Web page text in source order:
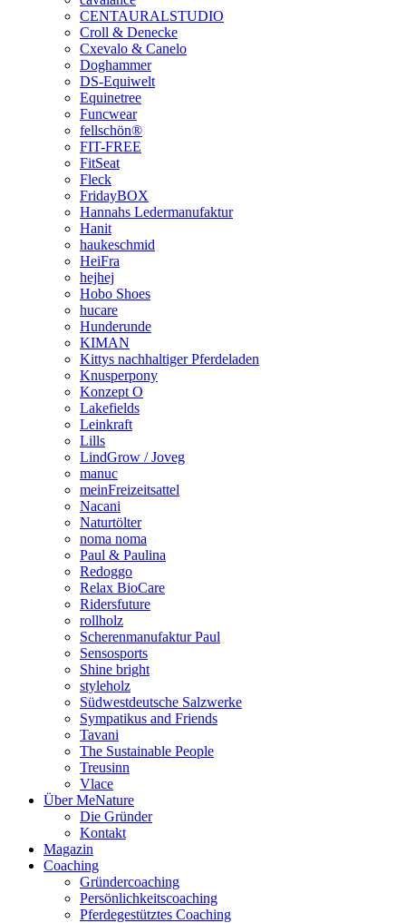
CENTAURALSTUDIO
Croll & Denecke
Cxevalo & Canelo
Doghammer
DS-Equiwelt
Equinetree
Funcwear
fellschön®
FIT-FREE
FitSeat
Fleck
FridayBOX
Hannahs Ledermanufaktur
Hanit
haukeschmid
HeiFra
hejhej
Hobo Shoes
hucare
Hunderunde
KIMAN
Kittys nachhaltiger Pferdeladen
Knusperpony
Konzept O
Lakefields
Leinkraft
Lills
LindGrow / Joveg
manuc
meinFreizeitsattel
Nacani
Naturtölter
noma noma
Paul & Paulina
Redoggo
Relax BioCare
Ridersfuture
rollholz
Scherenmanufaktur Paul
Sensosports
Shine bright
styleholz
Südwestdeutsche Salzwerke
Sympatikus and Friends
Tavani
The Sustainable People
Treusinn
Vlace
Über MeNature
Die Gründer
Kontakt
Magazin
Coaching
Gründercoaching
Persönlichkeitscoaching
Pferdegestütztes Coaching